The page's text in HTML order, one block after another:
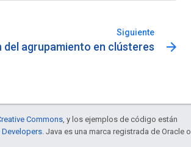
Siguiente
del agrupamiento en clústeres arrow_forward
Commons, y los ejemplos de código están
. Java es una marca registrada de Oracle o